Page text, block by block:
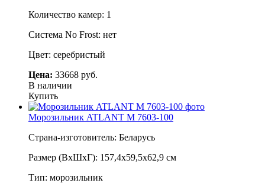
Количество камер: 1
Система No Frost: нет
Цвет: серебристый
Цена: 33668 руб.
В наличии
Купить
Морозильник ATLANT M 7603-100
Страна-изготовитель: Беларусь
Размер (ВхШхГ): 157,4х59,5х62,9 см
Тип: морозильник